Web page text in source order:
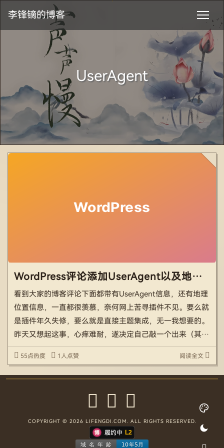
李锋镝的博客
UserAgent
WordPress评论添加UserAgent以及地理位置信息
看到大家的博客评论下面都带有UserAgent信息，还有地理
位置信息，一直都很羡慕，奈何网上苦寻插件不见。要么就
是插件年久失修，要么就是直接主题集成，无一我想要的。
昨天又想起这事，心痒难耐，遂决定自己敲一个出来（其实
是AI代笔）。 首先看了下WordPress的评论表，发现
55点热度 1人点赞 阅读全文
COPYRIGHT © 2026 LIFENGDI.COM. ALL RIGHTS RESERVED.